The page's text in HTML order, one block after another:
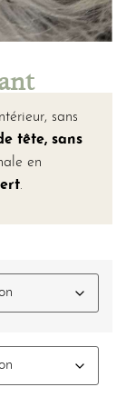
sans
tête, sans
en
.